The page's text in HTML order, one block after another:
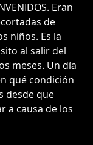
Eran
de
niños. Es la
al salir del
meses. Un día
qué condición
desde que
a causa de los